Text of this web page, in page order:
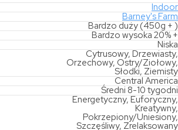
Indoor
Barney's Farm
Bardzo duży (450g + )
Bardzo wysoka 20% +
Niska
Cytrusowy, Drzewiasty,
Orzechowy, Ostry/Ziołowy,
Słodki, Ziemisty
Central America
Średni 8-10 tygodni
Energetyczny, Euforyczny,
Kreatywny,
Pokrzepiony/Uniesiony,
Szczęśliwy, Zrelaksowany